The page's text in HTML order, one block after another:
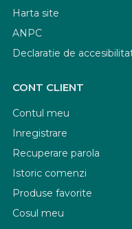
Harta site
ANPC
Declaratie de
CONT CLIENT
Contul meu
Inregistrare
Recuperare parola
Istoric comenzi
Produse favorite
Cosul meu